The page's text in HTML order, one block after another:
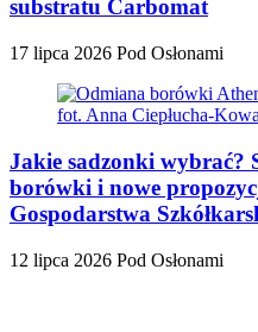
substratu Carbomat
17 lipca 2026 Pod Osłonami
Jakie sadzonki wybrać?
borówki i nowe
Gospodarstwa
12 lipca 2026 Pod Osłonami